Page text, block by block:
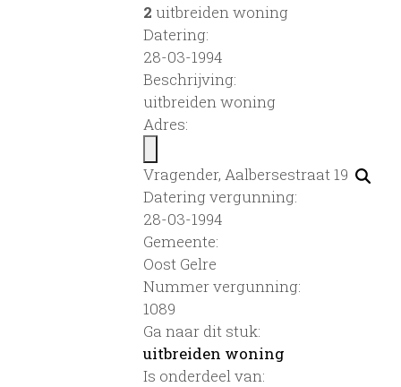
2 uitbreiden woning
Datering:
28-03-1994
Beschrijving:
uitbreiden woning
Adres:
Vragender, Aalbersestraat 19
Datering vergunning:
28-03-1994
Gemeente:
Oost Gelre
Nummer vergunning:
1089
Ga naar dit stuk:
uitbreiden woning
Is onderdeel van: